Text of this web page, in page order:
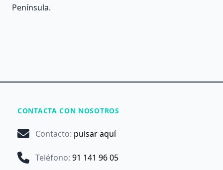
Península.
CONTACTA CON NOSOTROS
Contacto: pulsar aquí
Teléfono: 91 141 96 05